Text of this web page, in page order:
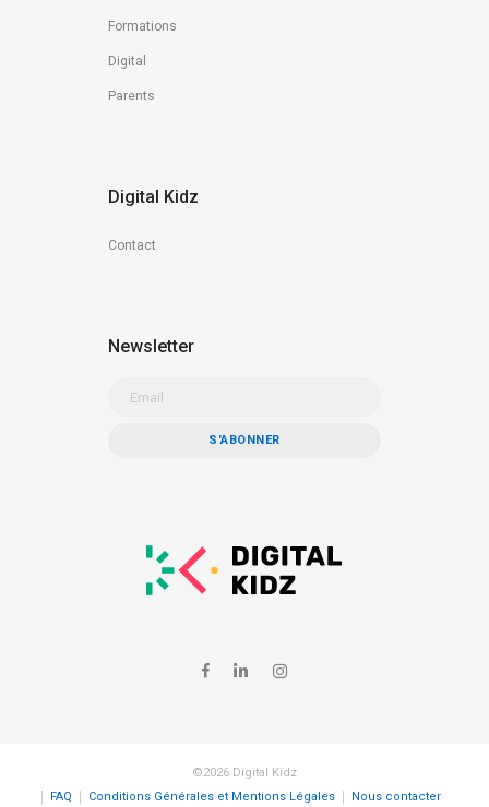
Formations
Digital
Parents
Digital Kidz
Contact
Newsletter
©2026 Digital Kidz
FAQ
Conditions Générales et Mentions Légales Nous contacter